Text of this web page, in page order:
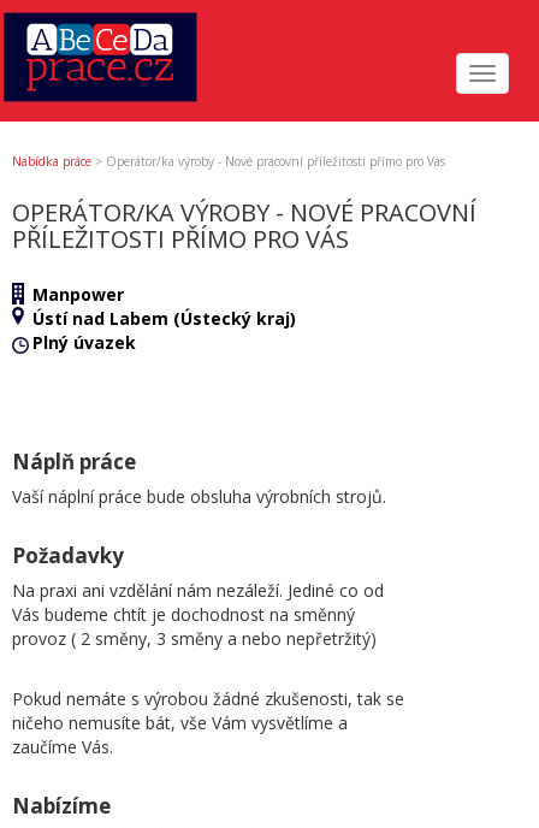
Toggle
Nabídka práce > Operátor/ka výroby - Nové pracovní příležitosti přímo pro Vás
OPERÁTOR/KA VÝROBY - NOVÉ PRACOVNÍ
PŘÍLEŽITOSTI PŘÍMO PRO VÁS
Manpower
Ústí nad Labem (Ústecký kraj)
Plný úvazek
Náplň práce
Vaší náplní práce bude obsluha výrobních strojů.
Požadavky
Na praxi ani vzdělání nám nezáleží. Jediné co od
Vás budeme chtít je dochodnost na směnný
provoz ( 2 směny, 3 směny a nebo nepřetržitý)
Pokud nemáte s výrobou žádné zkušenosti, tak se
ničeho nemusíte bát, vše Vám vysvětlíme a
zaučíme Vás.
Nabízíme